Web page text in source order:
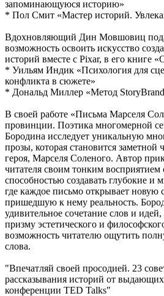
запоминающуюся историю»
* Пол Смит «Мастер историй.
Вдохновляющий Дин Мовшовиц
возможность освоить искусство
историй вместе с Pixar, в его книге
* Уильям Индик «Психология для
конфликта в сюжете»
* Дональд Миллер «Метод
В своей работе «Письма Марселя
провинции. Поэтика многомерной
Бородина исследует уникальную
прозы, которая становится заметной
героя, Марселя Соленого. Автор
читателя своим тонким восприятием
способностью создавать глубокие и
где каждое письмо открывает новую
пришедшую к нему реальность.
удивительное сочетание слов и
призму эстетического и
возможность читателю ощутить
слова.
"Впечатляй своей просодией. 23
рассказывания историй от
конференции TED Talks"